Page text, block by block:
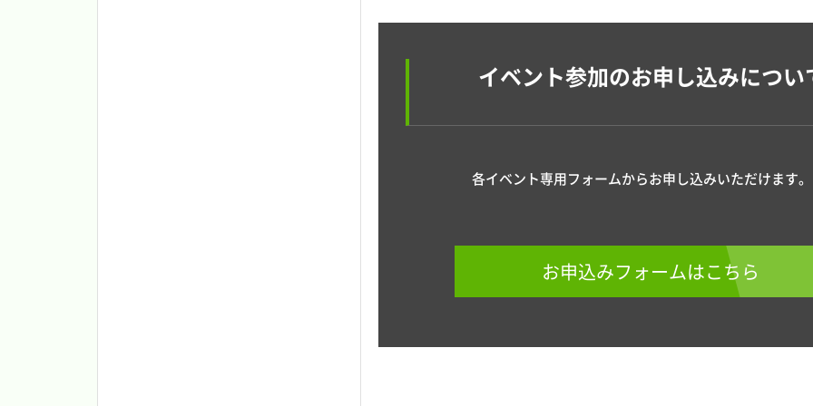
イベント参加のお申し込みについ
各イベント専用フォームからお申し込みいただけます。
お申込みフォームはこちら